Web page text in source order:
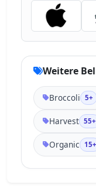
Weitere
Broccoli 5+
Harvest 55+
Organic 15+